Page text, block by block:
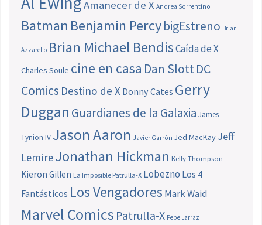
Amanecer de X Andrea Sorrentino
Batman Benjamin PercybigEstreno Brian
Azzarello Brian Michael BendisCaída de X
Charles Soule cine en casa Dan SlottDC
Comics Destino de X Donny Cates Gerry
Duggan Guardianes de la Galaxia James
Tynion IV Jason Aaron Javier Garrón Jed MacKay Jeff
LemireJonathan Hickman Kelly Thompson
Kieron Gillen La Imposible Patrulla-X Lobezno Los 4
Fantásticos Los Vengadores Mark Waid
Marvel Comics Patrulla-X Pepe Larraz